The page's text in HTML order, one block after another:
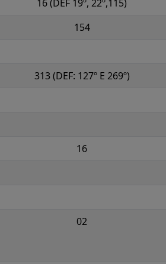
16 (DEF 19º, 22º,115)
154
313 (DEF: 127º E 269º)
16
02